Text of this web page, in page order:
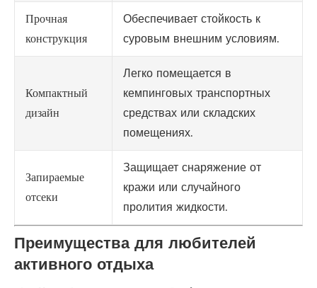
Прочная
конструкция
Обеспечивает стойкость к
суровым внешним условиям.
Компактный
дизайн
Легко помещается в
кемпинговых транспортных
средствах или складских
помещениях.
Запираемые
отсеки
Защищает снаряжение от
кражи или случайного
пролития жидкости.
Преимущества для любителей
активного отдыха